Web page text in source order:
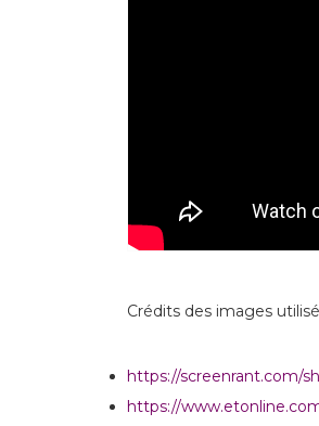
Crédits des images
https://screenrant.com/
https://